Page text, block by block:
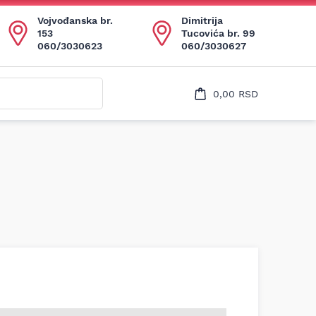
Vojvođanska br.
153
060/3030623
Dimitrija
Tucovića br. 99
060/3030627
0,00 RSD